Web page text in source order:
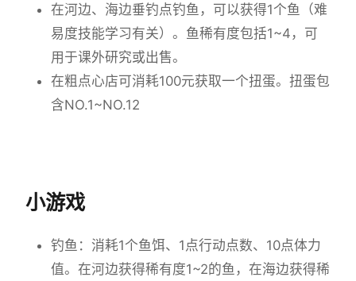
在河边、海边垂钓点钓鱼，可以获得1个鱼（难
易度技能学习有关）。鱼稀有度包括1~4，可
用于课外研究或出售。
在粗点心店可消耗100元获取一个扭蛋。扭蛋包
含NO.1~NO.12
小游戏
钓鱼：消耗1个鱼饵、1点行动点数、10点体力
值。在河边获得稀有度1~2的鱼，在海边获得稀